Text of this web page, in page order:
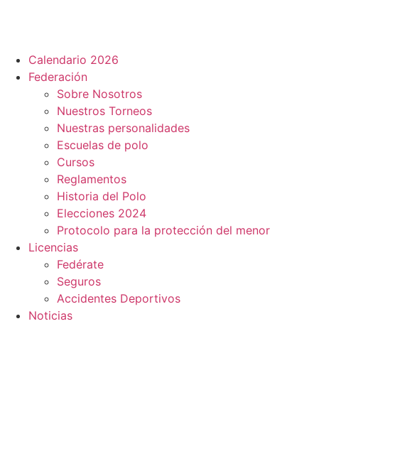
Calendario 2026
Federación
Sobre Nosotros
Nuestros Torneos
Nuestras personalidades
Escuelas de polo
Cursos
Reglamentos
Historia del Polo
Elecciones 2024
Protocolo para la protección del menor
Licencias
Fedérate
Seguros
Accidentes Deportivos
Noticias